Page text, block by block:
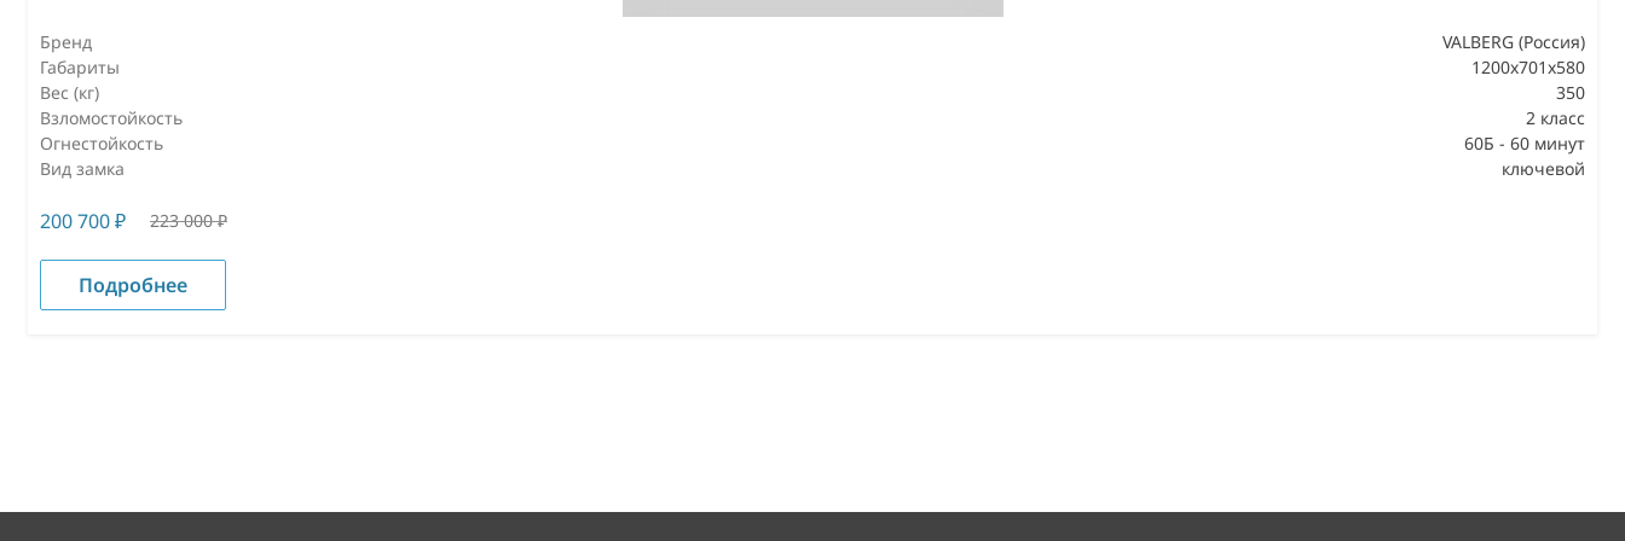
Бренд
VALBERG (Россия)
Габариты
1200x701x580
Вес (кг)
350
Взломостойкость
2 класс
Огнестойкость
60Б - 60 минут
Вид замка
ключевой
200 700₽ 223 000₽
Подробнее